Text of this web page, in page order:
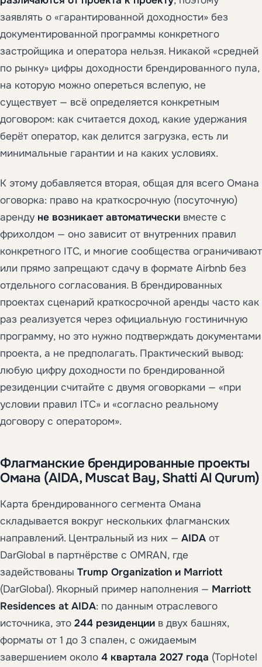
заявлять о «гарантированной доходности» без
документированной программы конкретного
застройщика и оператора нельзя. Никакой «средней
по рынку» цифры доходности брендированного пула,
на которую можно опереться вслепую, не
существует — всё определяется конкретным
договором: как считается доход, какие удержания
берёт оператор, как делится загрузка, есть ли
минимальные гарантии и на каких условиях.
К этому добавляется вторая, общая для всего Омана
оговорка: право на краткосрочную (посуточную)
аренду не возникает автоматически вместе с
фрихолдом — оно зависит от внутренних правил
конкретного ITC, и многие сообщества ограничивают
или прямо запрещают сдачу в формате Airbnb без
отдельного согласования. В брендированных
проектах сценарий краткосрочной аренды часто как
раз реализуется через официальную гостиничную
программу, но это нужно подтверждать документами
проекта, а не предполагать. Практический вывод:
любую цифру доходности по брендированной
резиденции считайте с двумя оговорками — «при
условии правил ITC» и «согласно реальному
договору с оператором».
Флагманские брендированные проекты
Омана (AIDA, Muscat Bay, Shatti Al Qurum)
Карта брендированного сегмента Омана
складывается вокруг нескольких флагманских
направлений. Центральный из них — AIDA от
DarGlobal в партнёрстве с OMRAN, где
задействованы Trump Organization и Marriott
(DarGlobal). Якорный пример наполнения — Marriott
Residences at AIDA: по данным отраслевого
источника, это 244 резиденции в двух башнях,
форматы от 1 до 3 спален, с ожидаемым
завершением около 4 квартала 2027 года (TopHotel